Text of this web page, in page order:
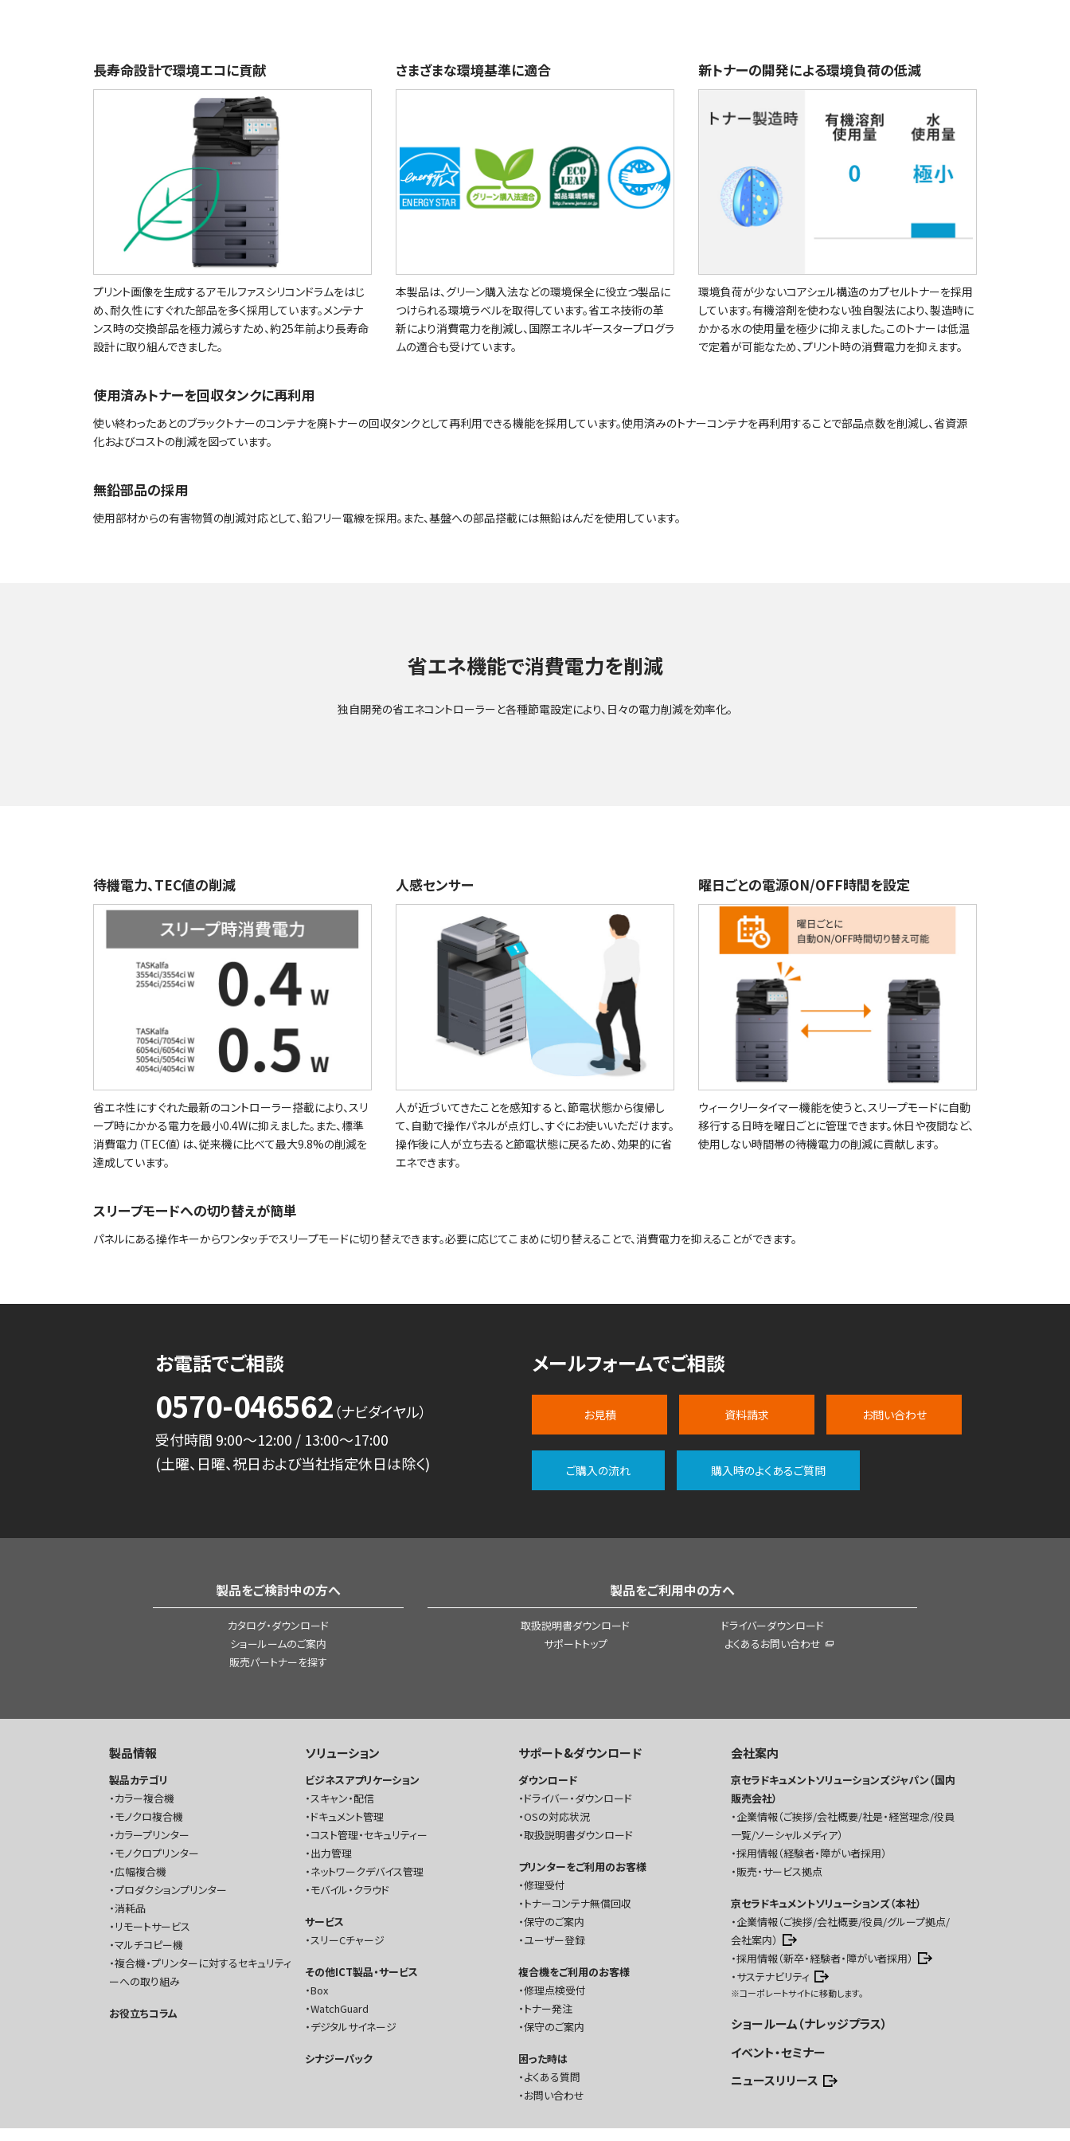
長寿命設計で環境エコに貢献
プリント画像を生成するアモルファスシリコンドラムをはじ
め、耐久性にすぐれた部品を多く採用しています。メンテナ
ンス時の交換部品を極力減らすため、約25年前より長寿命
設計に取り組んできました。
さまざまな環境基準に適合
本製品は、グリーン購入法などの環境保全に役立つ製品に
つけられる環境ラベルを取得しています。省エネ技術の革
新により消費電力を削減し、国際エネルギースタープログラ
ムの適合も受けています。
新トナーの開発による環境負荷の低減
環境負荷が少ないコアシェル構造のカプセルトナーを採用
しています。有機溶剤を使わない独自製法により、製造時に
かかる水の使用量を極少に抑えました。このトナーは低温
で定着が可能なため、プリント時の消費電力を抑えます。
使用済みトナーを回収タンクに再利用
使い終わったあとのブラックトナーのコンテナを廃トナーの回収タンクとして再利用できる機能を採用しています。使用済みのトナーコンテナを再利用することで部品点数を削減し、省資源
化およびコストの削減を図っています。
無鉛部品の採用
使用部材からの有害物質の削減対応として、鉛フリー電線を採用。また、基盤への部品搭載には無鉛はんだを使用しています。
省エネ機能で消費電力を削減
独自開発の省エネコントローラーと各種節電設定により、日々の電力削減を効率化。
待機電力、TEC値の削減
省エネ性にすぐれた最新のコントローラー搭載により、スリ
ープ時にかかる電力を最小0.4Wに抑えました。また、標準
消費電力（TEC値）は、従来機に⽐べて最⼤9.8%の削減を
達成しています。
人感センサー
人が近づいてきたことを感知すると、節電状態から復帰し
て、自動で操作パネルが点灯し、すぐにお使いいただけます。
操作後に人が立ち去ると節電状態に戻るため、効果的に省
エネできます。
曜日ごとの電源ON/OFF時間を設定
ウィークリータイマー機能を使うと、スリープモードに自動
移行する日時を曜日ごとに管理できます。休日や夜間など、
使用しない時間帯の待機電力の削減に貢献します。
スリープモードへの切り替えが簡単
パネルにある操作キーからワンタッチでスリープモードに切り替えできます。必要に応じてこまめに切り替えることで、消費電力を抑えることができます。
お電話でご相談
0570-046562（ナビダイヤル）
受付時間 9:00～12:00 / 13:00～17:00
(土曜、日曜、祝日および当社指定休日は除く)
メールフォームでご相談
お見積 資料請求 お問い合わせ
ご購入の流れ 購入時のよくあるご質問
製品をご検討中の方へ
カタログ・ダウンロード
ショールームのご案内
販売パートナーを探す
製品をご利用中の方へ
取扱説明書ダウンロード
サポートトップ
ドライバーダウンロード
よくあるお問い合わせ
製品情報
製品カテゴリ
カラー複合機
モノクロ複合機
カラープリンター
モノクロプリンター
広幅複合機
プロダクションプリンター
消耗品
リモートサービス
マルチコピー機
複合機・プリンターに対するセキュリティ
ーへの取り組み
お役立ちコラム
ソリューション
ビジネスアプリケーション
スキャン・配信
ドキュメント管理
コスト管理・セキュリティー
出力管理
ネットワークデバイス管理
モバイル・クラウド
サービス
スリーCチャージ
その他ICT製品・サービス
Box
WatchGuard
デジタルサイネージ
シナジーパック
サポート&ダウンロード
ダウンロード
ドライバー・ダウンロード
OSの対応状況
取扱説明書ダウンロード
プリンターをご利用のお客様
修理受付
トナーコンテナ無償回収
保守のご案内
ユーザー登録
複合機をご利用のお客様
修理点検受付
トナー発注
保守のご案内
困った時は
よくある質問
お問い合わせ
会社案内
京セラドキュメントソリューションズジャパン（国内
販売会社）
企業情報（ご挨拶/会社概要/社是・経営理念/役員
一覧/ソーシャルメディア）
採用情報（経験者・障がい者採用）
販売・サービス拠点
京セラドキュメントソリューションズ（本社）
企業情報（ご挨拶/会社概要/役員/グループ拠点/
会社案内）
採用情報（新卒・経験者・障がい者採用）
サステナビリティ
※コーポレートサイトに移動します。
ショールーム（ナレッジプラス）
イベント・セミナー
ニュースリリース